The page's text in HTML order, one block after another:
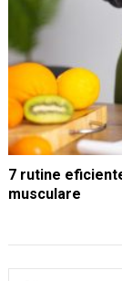
7 rutine
musculare